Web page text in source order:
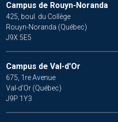
Campus de Rouyn-Noranda
425, boul. du Collège
Rouyn-Noranda (Québec)
J9X 5E5
Campus de Val-d'Or
675, 1re Avenue
Val-d'Or (Québec)
J9P 1Y3